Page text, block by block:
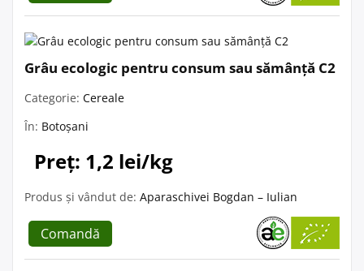
Grâu ecologic pentru consum sau sămânță C2
Categorie: Cereale
În: Botoșani
Preț: 1,2 lei/kg
Produs și vândut de: Aparaschivei Bogdan – Iulian
Comandă